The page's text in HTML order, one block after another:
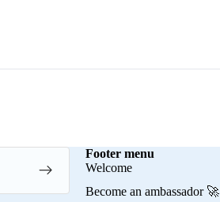
Footer menu
Welcome
Become an ambassador 🚀